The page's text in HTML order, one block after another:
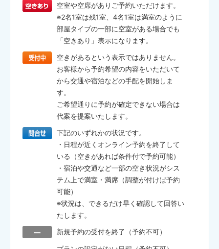
空室や空席がありご予約いただけます。
※2名1室は残1室、4名1室は満室のように
部屋タイプの一部に空室がある場合でも
「空きあり」表示になります。
空きがあるという表示ではありません。
お客様から予約希望の内容をいただいて
から交通や宿泊などの手配を開始しま
す。
ご希望通りに予約が確定できない場合は
代案を提案いたします。
下記のいずれかの状況です。
・日程が近くオンライン予約を終了して
いる（空きがあれば条件付で予約可能）
・宿泊や交通など一部の空き状況がシス
テム上で満室・満席（調整が付けば予約
可能）
※状況は、できるだけ早く確認して回答い
たします。
新規予約の受付を終了（予約不可）